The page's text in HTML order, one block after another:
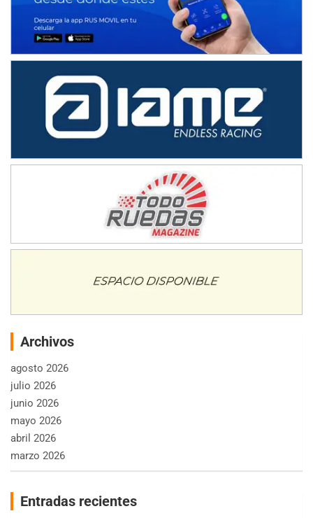
Archivos
agosto 2026
julio 2026
junio 2026
mayo 2026
abril 2026
marzo 2026
Entradas recientes